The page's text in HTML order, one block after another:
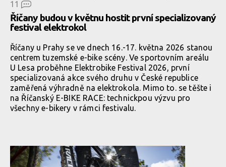
11
Říčany budou v květnu hostit první specializovaný
festival elektrokol
Říčany u Prahy se ve dnech 16.-17. května 2026 stanou
centrem tuzemské e-bike scény. Ve sportovním areálu
U Lesa proběhne Elektrobike Festival 2026, první
specializovaná akce svého druhu v České republice
zaměřená výhradně na elektrokola. Mimo to. se těšte i
na Říčanský E-BIKE RACE: technickpou výzvu pro
všechny e-bikery v rámci festivalu.